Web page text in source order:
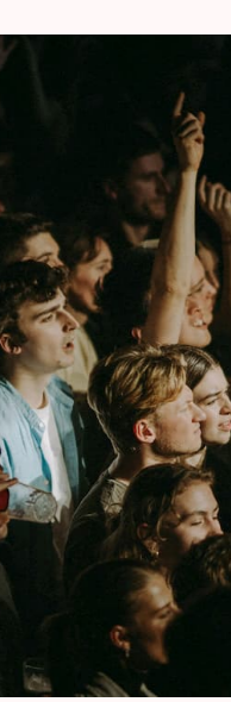
artiest in combinatie
© Daria Miasoedova